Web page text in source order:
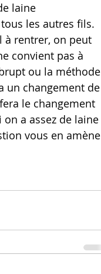
laine
les autres fils.
à rentrer, on peut
convient pas à
ou la méthode
un changement de
le changement
a assez de laine
vous en amène